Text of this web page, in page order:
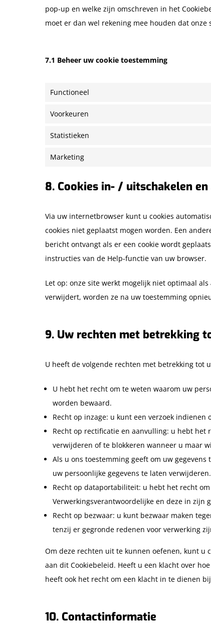
pop-up en welke zijn omschreven in het
moet er dan wel rekening mee houden dat
7.1 Beheer uw cookie toestemming
Functioneel
Voorkeuren
Statistieken
Marketing
8. Cookies in- / uitschakelen
Via uw internetbrowser kunt u cookies
cookies niet geplaatst mogen worden. Een
bericht ontvangt als er een cookie wordt
instructies van de Help-functie van uw browser.
Let op: onze site werkt mogelijk niet optimaal
verwijdert, worden ze na uw toestemming
9. Uw rechten met betrekking
U heeft de volgende rechten met betrekking tot
U hebt het recht om te weten waarom uw
worden bewaard.
Recht op inzage: u kunt een verzoek indienen
Recht op rectificatie en aanvulling: u hebt het
verwijderen of te blokkeren wanneer u maar
Als u ons toestemming geeft om uw
uw persoonlijke gegevens te laten verwijderen.
Recht op dataportabiliteit: u hebt het recht
Verwerkingsverantwoordelijke en deze in zijn
Recht op bezwaar: u kunt bezwaar maken
tenzij er gegronde redenen voor verwerking
Om deze rechten uit te kunnen oefenen, kunt u
aan dit Cookiebeleid. Heeft u een klacht over
heeft ook het recht om een klacht in te dienen
10. Contactinformatie